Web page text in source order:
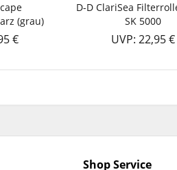
(grau)
€
D-D ClariSea
SK 5000
UVP: 22,95 €
Shop Service